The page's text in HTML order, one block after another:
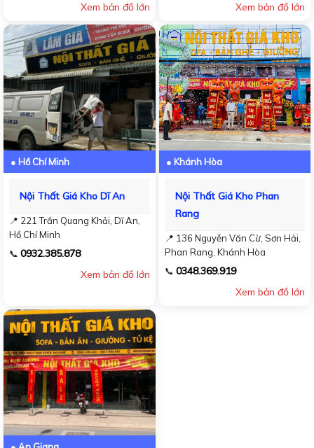
Xem bản đồ lớn
Xem bản đồ lớn
● Hồ Chí Minh
Nội Thất Giá Kho Dĩ An
📍 221 Trần Quang Khải, Dĩ An,
Hồ Chí Minh
📞 0932.385.878
Xem bản đồ lớn
● Khánh Hòa
Nội Thất Giá Kho Phan
Rang
📍 136 Nguyễn Văn Cừ, Sơn Hải,
Phan Rang, Khánh Hòa
📞 0348.369.919
Xem bản đồ lớn